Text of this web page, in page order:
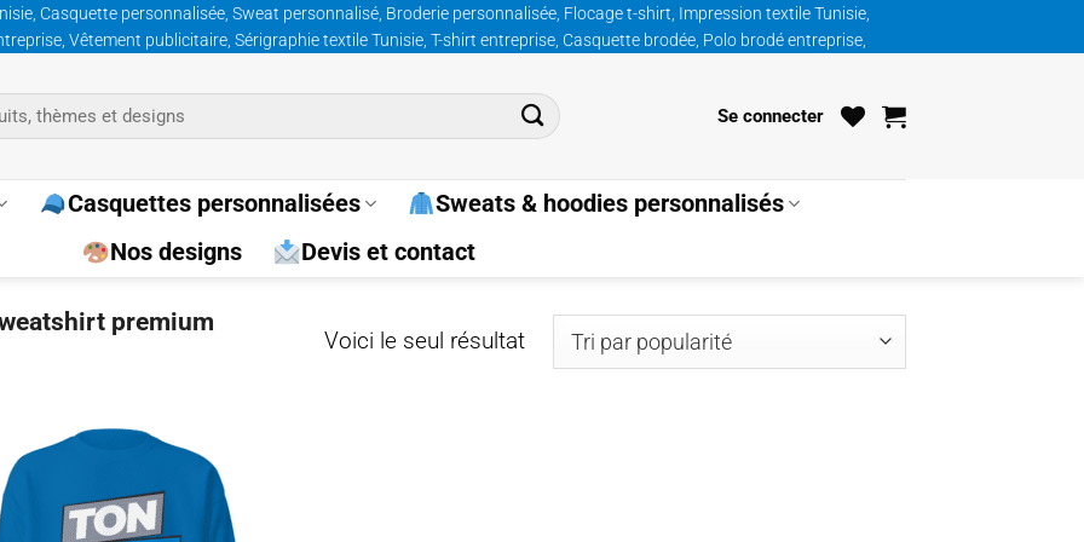
Casquette personnalisée, Sweat personnalisé, Broderie personnalisée, Flocage t-shirt, Impression textile Tunisie,
Vêtement publicitaire, Sérigraphie textile Tunisie, T-shirt entreprise, Casquette brodée, Polo brodé entreprise,
Se connecter
Casquettes personnalisées
Sweats & hoodies personnalisés
Nos designs
Devis et contact
premium
Voici le seul résultat
Ajouter
wishlist